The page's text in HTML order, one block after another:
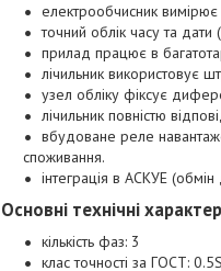
електрообчисник вимірює
точний облік часу та
прилад працює в
лічильник використовує
узел обліку фіксує
лічильник повністю
вбудоване реле
споживання.
інтеграція в АСКУЕ
Основні технічні
кількість фаз: 3
клас точності за ГОСТ: